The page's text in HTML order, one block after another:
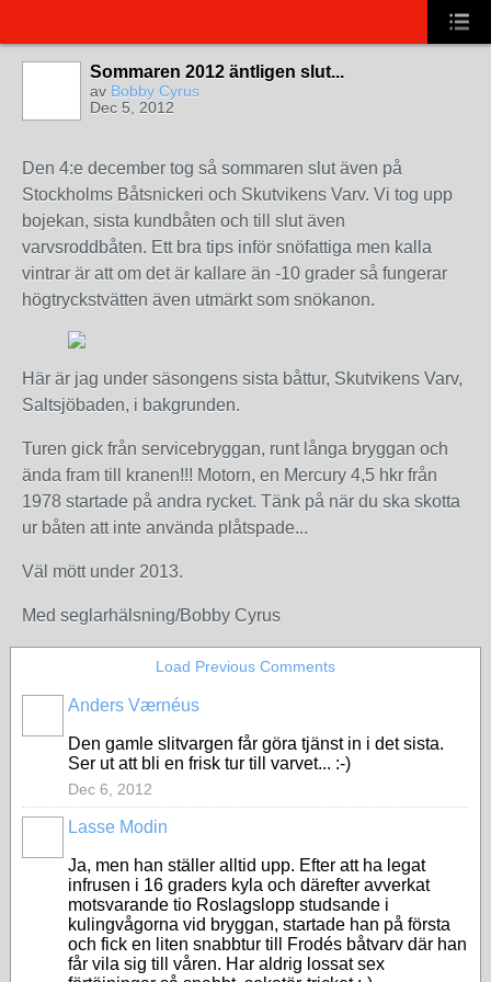
Sommaren 2012 äntligen slut...
av Bobby Cyrus
Dec 5, 2012
Den 4:e december tog så sommaren slut även på
Stockholms Båtsnickeri och Skutvikens Varv. Vi tog upp
bojekan, sista kundbåten och till slut även
varvsroddbåten. Ett bra tips inför snöfattiga men kalla
vintrar är att om det är kallare än -10 grader så fungerar
högtryckstvätten även utmärkt som snökanon.
Här är jag under säsongens sista båttur, Skutvikens Varv,
Saltsjöbaden, i bakgrunden.
Turen gick från servicebryggan, runt långa bryggan och
ända fram till kranen!!! Motorn, en Mercury 4,5 hkr från
1978 startade på andra rycket. Tänk på när du ska skotta
ur båten att inte använda plåtspade...
Väl mött under 2013.
Med seglarhälsning/Bobby Cyrus
Load Previous Comments
Anders Værnéus
Den gamle slitvargen får göra tjänst in i det sista.
Ser ut att bli en frisk tur till varvet... :-)
Dec 6, 2012
Lasse Modin
Ja, men han ställer alltid upp. Efter att ha legat
infrusen i 16 graders kyla och därefter avverkat
motsvarande tio Roslagslopp studsande i
kulingvågorna vid bryggan, startade han på första
och fick en liten snabbtur till Frodés båtvarv där han
får vila sig till våren. Har aldrig lossat sex